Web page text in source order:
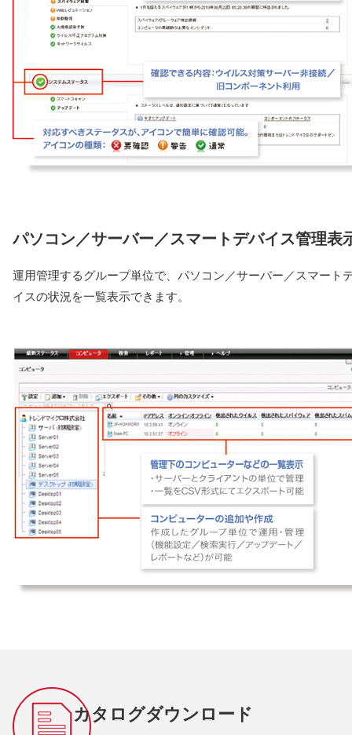
パソコン／サーバー／スマートデバイス管理表
運用管理するグループ単位で、パソコン／サーバー／スマート
イスの状況を一覧表示できます。
カタログダウンロード